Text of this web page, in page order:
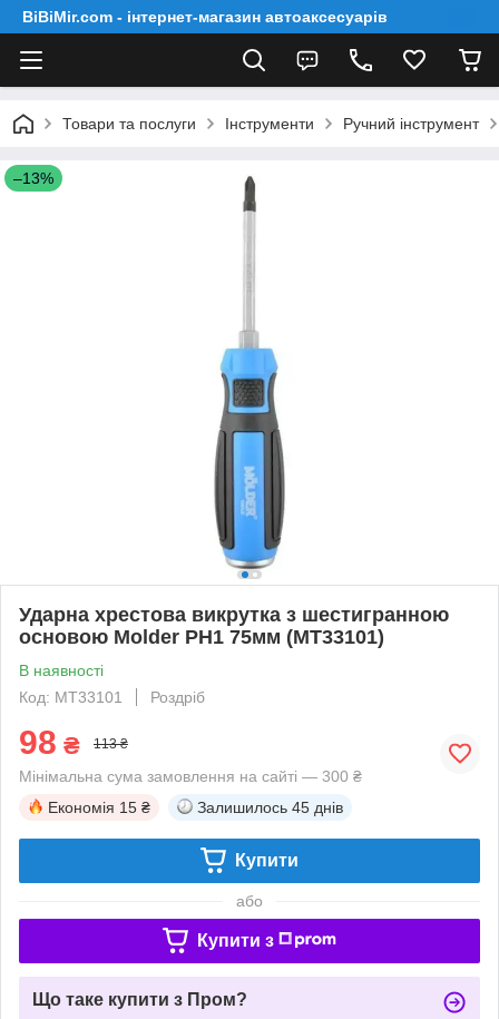
BiBiMir.com - інтернет-магазин автоаксесуарів
Товари та послуги Інструменти Ручний інструмент
–13%
Ударна хрестова викрутка з шестигранною
основою Molder PH1 75мм (MT33101)
В наявності
Код: MT33101
Роздріб
98 ₴ 113 ₴
Мінімальна сума замовлення на сайті — 300 ₴
Економія 15 ₴ Залишилось 45 днів
Купити
або
Купити з
Що таке купити з Пром?